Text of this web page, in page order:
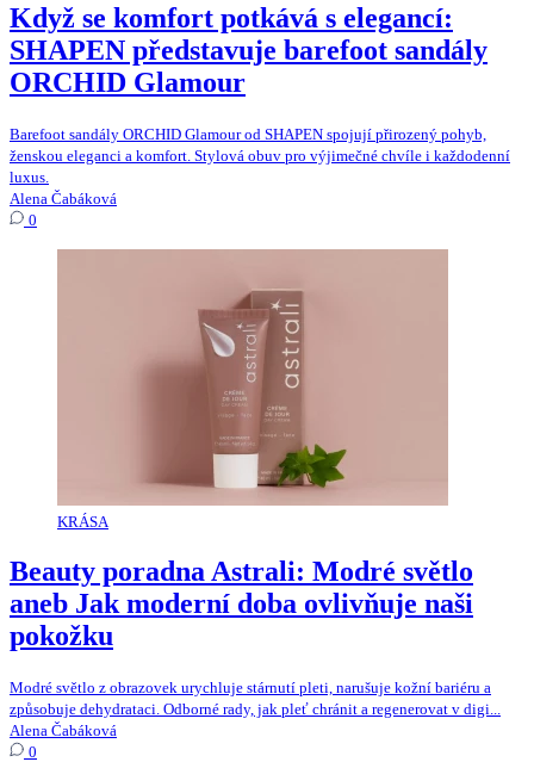
Když se komfort potkává s elegancí:
SHAPEN představuje barefoot sandály
ORCHID Glamour
Barefoot sandály ORCHID Glamour od SHAPEN spojují přirozený pohyb,
ženskou eleganci a komfort. Stylová obuv pro výjimečné chvíle i každodenní
luxus.
Alena Čabáková
0
KRÁSA
Beauty poradna Astrali: Modré světlo
aneb Jak moderní doba ovlivňuje naši
pokožku
Modré světlo z obrazovek urychluje stárnutí pleti, narušuje kožní bariéru a
způsobuje dehydrataci. Odborné rady, jak pleť chránit a regenerovat v digi...
Alena Čabáková
0